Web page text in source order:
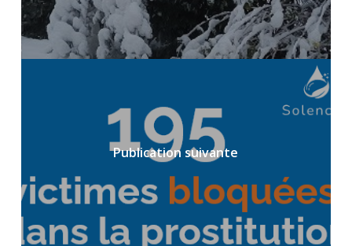
Publication suivante